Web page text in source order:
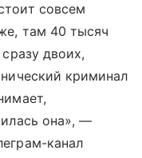
совсем
там 40 тысяч
двоих,
криминал
она», —
канал